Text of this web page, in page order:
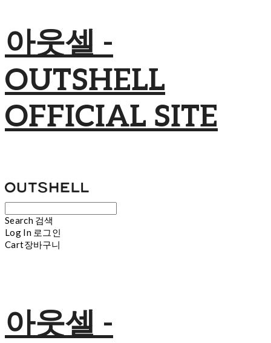
아웃셀 -
OUTSHELL
OFFICIAL SITE
Search 검색
Log In 로그인
Cart장바구니
아웃셀 -